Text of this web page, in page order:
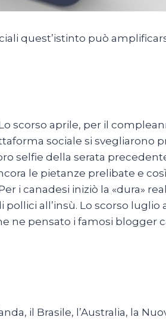
quest’istinto può
scorso aprile, per il
sociale si svegliarono
selfie della serata
le pietanze prelibate e
i canadesi iniziò la «dura»
all’insù. Lo scorso luglio
ne pensato i famosi blogger
il Brasile, l’Australia, la